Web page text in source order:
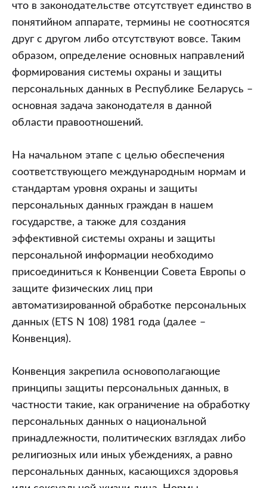
что в законодательстве отсутствует единство в
понятийном аппарате, термины не соотносятся
друг с другом либо отсутствуют вовсе. Таким
образом, определение основных направлений
формирования системы охраны и защиты
персональных данных в Республике Беларусь –
основная задача законодателя в данной
области правоотношений.
На начальном этапе с целью обеспечения
соответствующего международным нормам и
стандартам уровня охраны и защиты
персональных данных граждан в нашем
государстве, а также для создания
эффективной системы охраны и защиты
персональной информации необходимо
присоединиться к Конвенции Совета Европы о
защите физических лиц при
автоматизированной обработке персональных
данных (ETS N 108) 1981 года (далее –
Конвенция).
Конвенция закрепила основополагающие
принципы защиты персональных данных, в
частности такие, как ограничение на обработку
персональных данных о национальной
принадлежности, политических взглядах либо
религиозных или иных убеждениях, а равно
персональных данных, касающихся здоровья